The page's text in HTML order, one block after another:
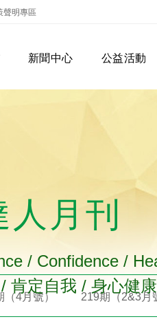
聲明專區
新聞中心 公益活動
（4月號） 219期（2&3月
人月刊
/ Confidence /
肯定自我 / 身心健康